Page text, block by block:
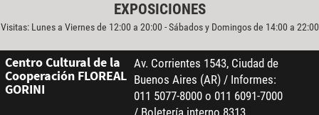
EXPOSICIONES
Visitas: Lunes a Viernes de 12:00 a 20:00 - Sábados y Domingos de 14:00 a 22:00
Centro Cultural de la
Cooperación FLOREAL
GORINI
Av. Corrientes 1543, Ciudad de
Buenos Aires (AR) / Informes:
011 5077-8000 o 011 6091-7000